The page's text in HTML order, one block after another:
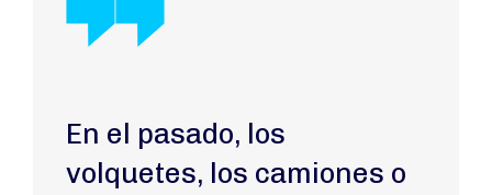
En el pasado, los
volquetes, los camiones o